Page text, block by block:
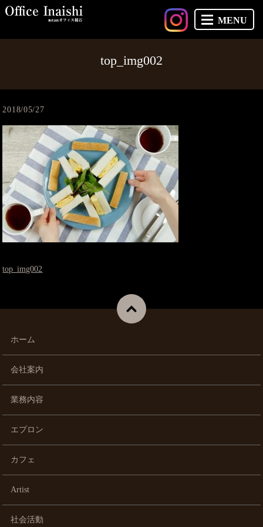
MENU
top_img002
2018/05/27
top_img002
ホーム
会社案内
業務内容
エプロン
カフェ
Artist
社会活動